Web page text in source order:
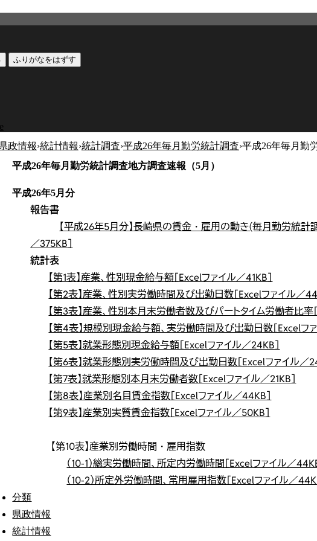
ふりがなをはずす
政情報›統計情報›統計調査›平成26年毎月勤労統計調査›平成26年毎月勤
平成26年毎月勤労統計調査地方調査速報（5月）
平成26年5月分
報告書
【平成26年5月分】長崎県の賃金・雇用の動き(毎月勤労統計
／375KB］
統計表
【第1表】産業、性別現金給与額［Excelファイル／41KB］
【第2表】産業、性別実労働時間及び出勤日数［Excelファイル／
【第3表】産業、性別本月末労働者数及びパートタイム労働者比率
【第4表】規模別現金給与額、実労働時間及び出勤日数［Excelフ
【第5表】就業形態別現金給与額［Excelファイル／24KB］
【第6表】就業形態別実労働時間及び出勤日数［Excelファイル／
【第7表】就業形態別本月末労働者数［Excelファイル／21KB］
【第8表】産業別名目賃金指数［Excelファイル／44KB］
【第9表】産業別実質賃金指数［Excelファイル／50KB］
【第10表】産業別労働時間・雇用指数
（10-1）総実労働時間、所定内労働時間［Excelファイル／
（10-2）所定外労働時間、常用雇用指数［Excelファイル／
分類
県政情報
統計情報